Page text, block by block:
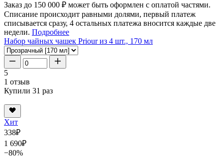
Заказ до 150 000 ₽ может быть оформлен с оплатой частями.
Списание происходит равными долями, первый платеж
списывается сразу, 4 остальных платежа вносится каждые две
недели. Подробнее
Набор чайных чашек Priour из 4 шт., 170 мл
5
1 отзыв
Купили 31 раз
Хит
338₽
1 690₽
−80%